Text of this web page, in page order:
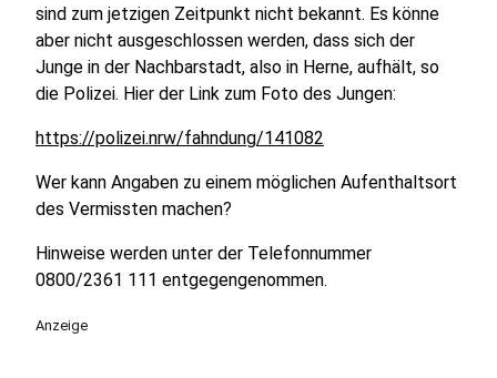
sind zum jetzigen Zeitpunkt nicht bekannt. Es könne
aber nicht ausgeschlossen werden, dass sich der
Junge in der Nachbarstadt, also in Herne, aufhält, so
die Polizei. Hier der Link zum Foto des Jungen:
https://polizei.nrw/fahndung/141082
Wer kann Angaben zu einem möglichen Aufenthaltsort
des Vermissten machen?
Hinweise werden unter der Telefonnummer
0800/2361 111 entgegengenommen.
Anzeige